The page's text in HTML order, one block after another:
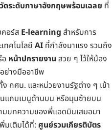
ดระดับภาษาอังกฤษพร้อมเฉลย ที่
อร์ส E-learning สำหรับการ
ทคโนโลยี AI ที่กำลังมาแรง รวมถึง
อ หน้าปกรายงาน สวย ๆ ไว้ให้น้อง
ย่างมืออาชีพ
กศน. และหน่วยงานรัฐต่าง ๆ เข้า
แถบเมนูด้านบน หรือมุมซ้ายบน
บทความของพี่แอดมินเสมอมา
มเติมได้ที่: ศูนย์รวมเกียรติบัตร